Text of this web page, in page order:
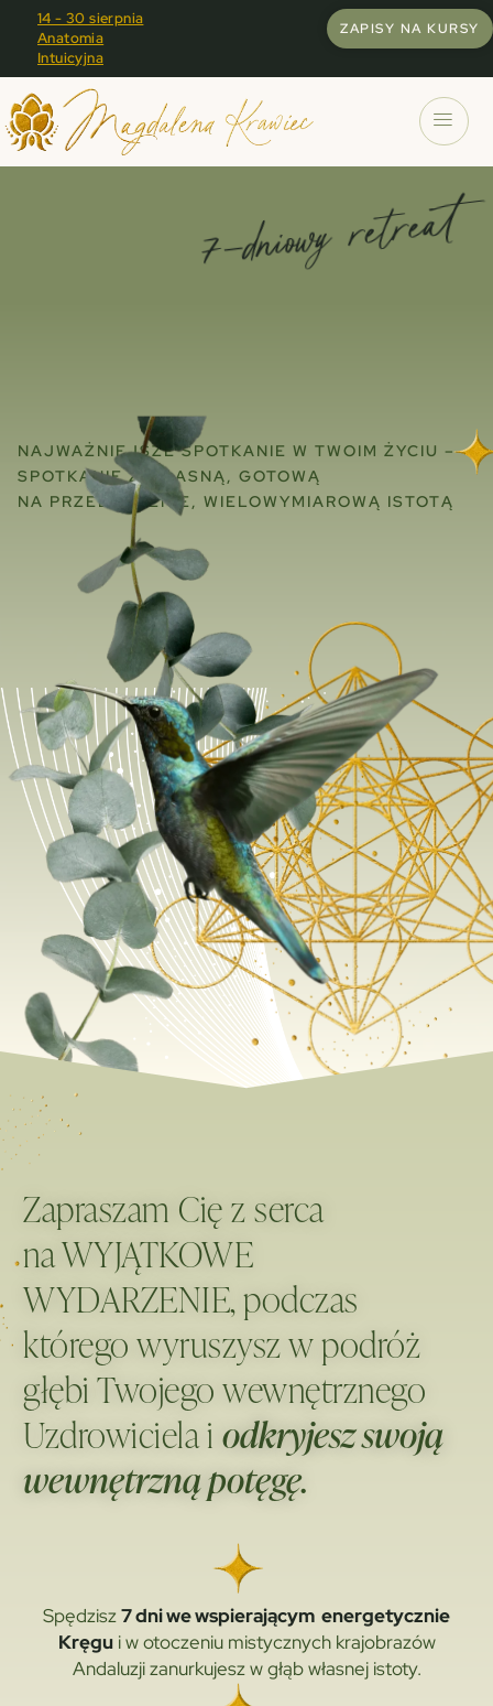
14 - 30 sierpnia
Anatomia
Intuicyjna
ZAPISY NA KURSY
7-dniowy retreat
NAJWAŻNIEJSZE SPOTKANIE W TWOIM ŻYCIU –
SPOTKANIE Z WŁASNĄ, GOTOWĄ
NA PRZEBUDZENIE, WIELOWYMIAROWĄ ISTOTĄ
Zapraszam Cię z serca
naWYJĄTKOWE
WYDARZENIE,podczas
którego wyruszysz w podróż
głębi Twojego wewnętrznego
Uzdrowiciela i odkryjesz swoją
wewnętrzną potęgę.
Spędzisz7 dni we wspierającym energetycznie
Kręgui w otoczeniu mistycznych krajobrazów
Andaluzji zanurkujesz w głąb własnej istoty.